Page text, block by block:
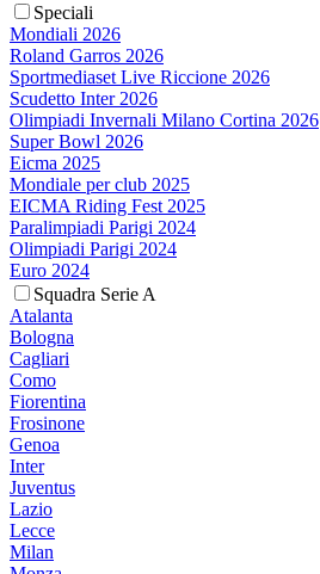
Speciali
Mondiali 2026
Roland Garros 2026
Sportmediaset Live Riccione 2026
Scudetto Inter 2026
Olimpiadi Invernali Milano Cortina 2026
Super Bowl 2026
Eicma 2025
Mondiale per club 2025
EICMA Riding Fest 2025
Paralimpiadi Parigi 2024
Olimpiadi Parigi 2024
Euro 2024
Squadra Serie A
Atalanta
Bologna
Cagliari
Como
Fiorentina
Frosinone
Genoa
Inter
Juventus
Lazio
Lecce
Milan